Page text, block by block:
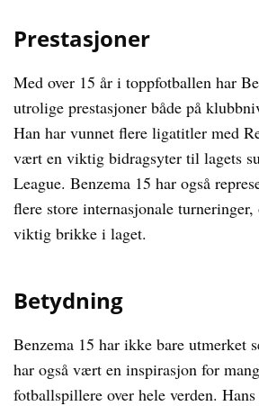
Prestasjoner
Med over 15 år i toppfotballen har
utrolige prestasjoner både på
Han har vunnet flere ligatitler med
vært en viktig bidragsyter til lagets
League. Benzema 15 har også
flere store internasjonale
viktig brikke i laget.
Betydning
Benzema 15 har ikke bare utmerket
har også vært en inspirasjon for
fotballspillere over hele verden.